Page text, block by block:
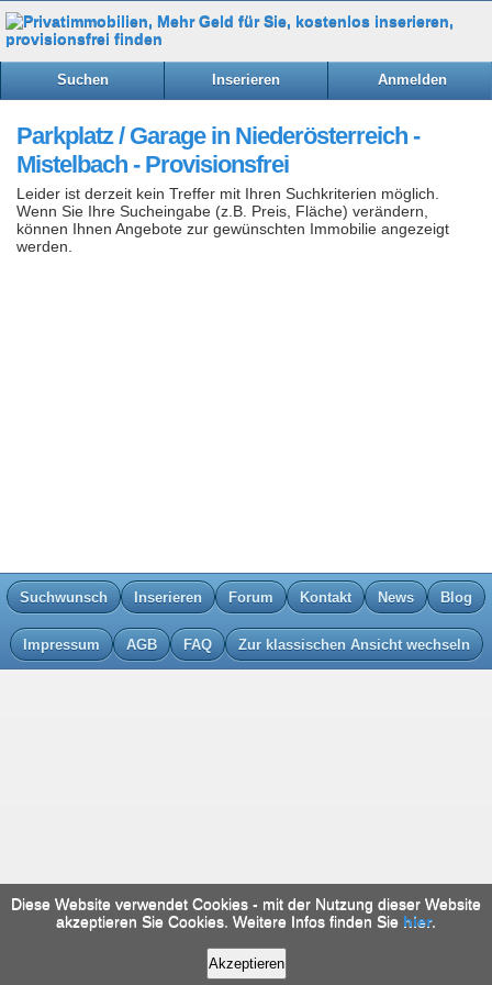
Suchen Inserieren Anmelden
Parkplatz / Garage in Niederösterreich -
Mistelbach - Provisionsfrei
Leider ist derzeit kein Treffer mit Ihren Suchkriterien möglich.
Wenn Sie Ihre Sucheingabe (z.B. Preis, Fläche) verändern,
können Ihnen Angebote zur gewünschten Immobilie angezeigt
werden.
Suchwunsch Inserieren Forum Kontakt News Blog
Impressum AGB FAQ Zur klassischen Ansicht wechseln
Diese Website verwendet Cookies - mit der Nutzung dieser Website
akzeptieren Sie Cookies. Weitere Infos finden Sie hier.